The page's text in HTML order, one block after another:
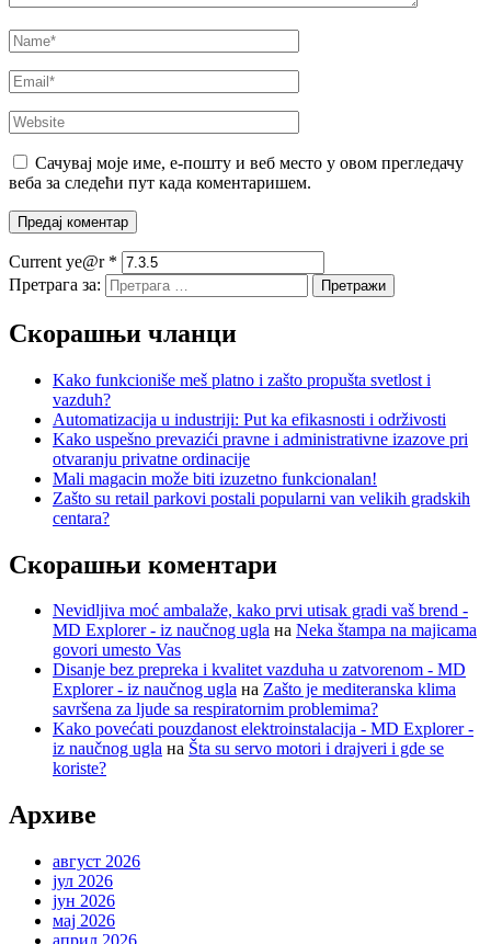
Сачувај моје име, е-пошту и веб место у овом прегледачу
веба за следећи пут када коментаришем.
Current ye@r *
Претрага за:
Скорашњи чланци
Kako funkcioniše meš platno i zašto propušta svetlost i
vazduh?
Automatizacija u industriji: Put ka efikasnosti i održivosti
Kako uspešno prevazići pravne i administrativne izazove pri
otvaranju privatne ordinacije
Mali magacin može biti izuzetno funkcionalan!
Zašto su retail parkovi postali popularni van velikih gradskih
centara?
Скорашњи коментари
Nevidljiva moć ambalaže, kako prvi utisak gradi vaš brend -
MD Explorer - iz naučnog ugla на Neka štampa na majicama
govori umesto Vas
Disanje bez prepreka i kvalitet vazduha u zatvorenom - MD
Explorer - iz naučnog ugla на Zašto je mediteranska klima
savršena za ljude sa respiratornim problemima?
Kako povećati pouzdanost elektroinstalacija - MD Explorer -
iz naučnog ugla на Šta su servo motori i drajveri i gde se
koriste?
Архиве
август 2026
јул 2026
јун 2026
мај 2026